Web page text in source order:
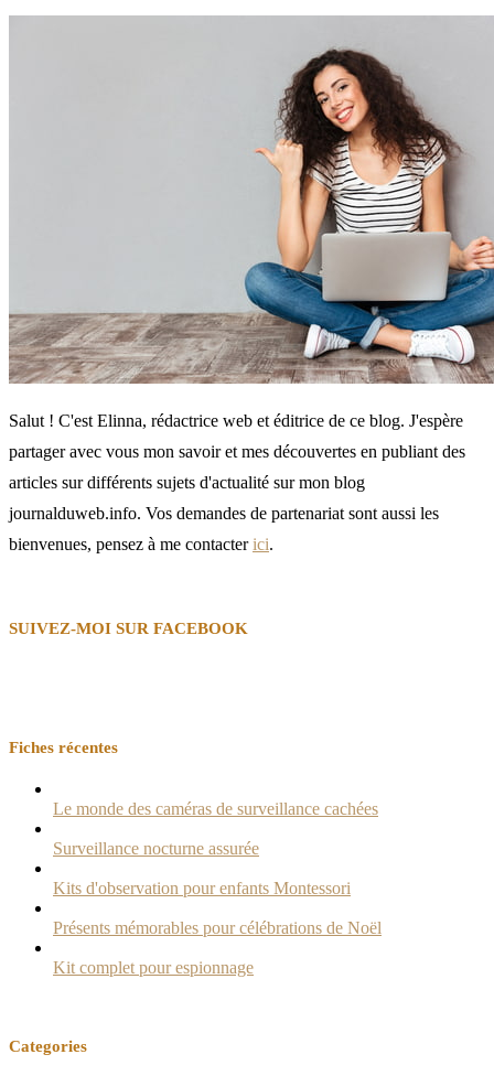
Salut ! C'est Elinna, rédactrice web et éditrice de ce blog. J'espère
partager avec vous mon savoir et mes découvertes en publiant des
articles sur différents sujets d'actualité sur mon blog
journalduweb.info. Vos demandes de partenariat sont aussi les
bienvenues, pensez à me contacterici.
SUIVEZ-MOI SUR FACEBOOK
Fiches récentes
Le monde des caméras de surveillance cachées
Surveillance nocturne assurée
Kits d'observation pour enfants Montessori
Présents mémorables pour célébrations de Noël
Kit complet pour espionnage
Categories